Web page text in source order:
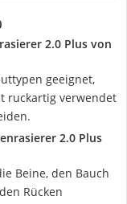
2.0 Plus von
geeignet,
ruckartig verwendet
2.0 Plus
Beine, den Bauch
Rücken